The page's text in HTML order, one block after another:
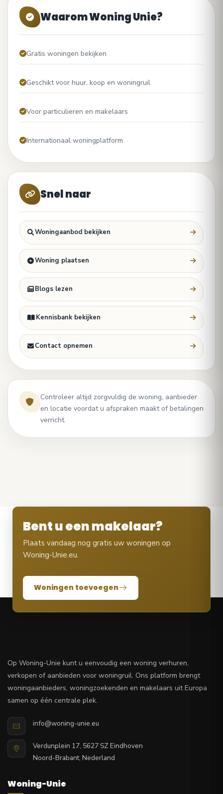
Waarom Woning Unie?
Gratis woningen bekijken
Geschikt voor huur, koop en woningruil
Voor particulieren en makelaars
Internationaal woningplatform
Snel naar
Woningaanbod bekijken
Woning plaatsen
Blogs lezen
Kennisbank bekijken
Contact opnemen
Controleer altijd zorgvuldig de woning, aanbieder
en locatie voordat u afspraken maakt of betalingen
verricht.
Bent u een makelaar?
Plaats vandaag nog gratis uw woningen op
Woning-Unie.eu.
Woningen toevoegen
Op Woning-Unie kunt u eenvoudig een woning verhuren,
verkopen of aanbieden voor woningruil. Ons platform brengt
woningaanbieders, woningzoekenden en makelaars uit Europa
samen op één centrale plek.
info@woning-unie.eu
Verdunplein 17, 5627 SZ Eindhoven
Noord-Brabant, Nederland
Woning-Unie